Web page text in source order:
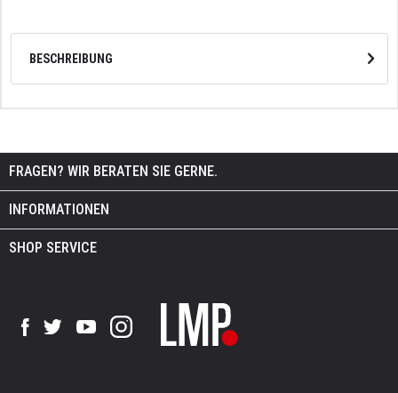
BESCHREIBUNG
FRAGEN? WIR BERATEN SIE GERNE.
INFORMATIONEN
SHOP SERVICE